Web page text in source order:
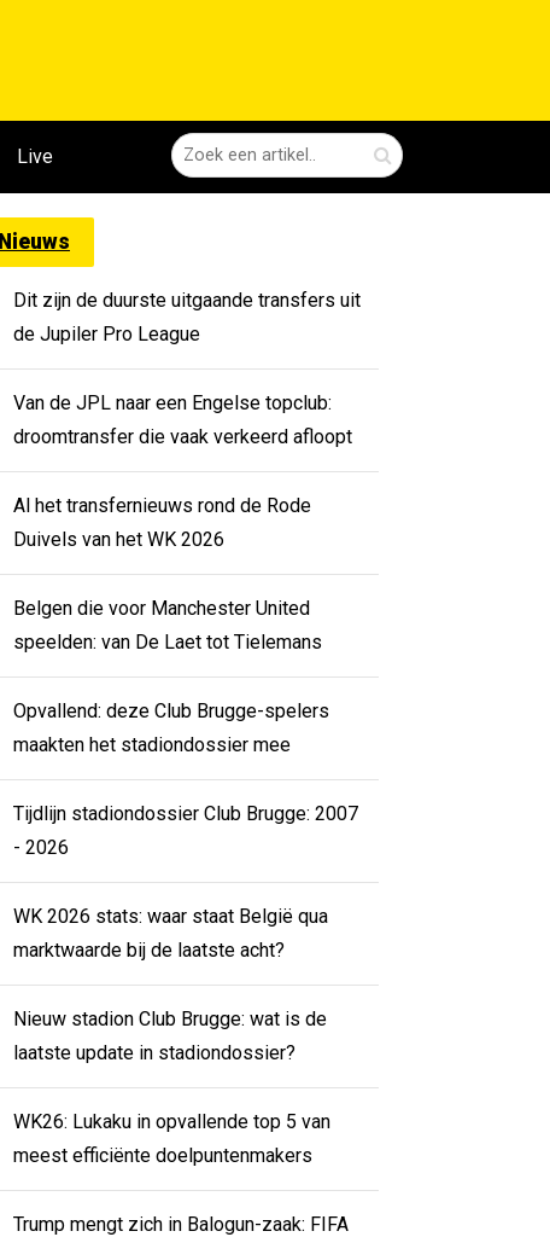
Live
Nieuws
Dit zijn de duurste uitgaande transfers uit
de Jupiler Pro League
Van de JPL naar een Engelse topclub:
droomtransfer die vaak verkeerd afloopt
Al het transfernieuws rond de Rode
Duivels van het WK 2026
Belgen die voor Manchester United
speelden: van De Laet tot Tielemans
Opvallend: deze Club Brugge-spelers
maakten het stadiondossier mee
Tijdlijn stadiondossier Club Brugge: 2007
- 2026
WK 2026 stats: waar staat België qua
marktwaarde bij de laatste acht?
Nieuw stadion Club Brugge: wat is de
laatste update in stadiondossier?
WK26: Lukaku in opvallende top 5 van
meest efficiënte doelpuntenmakers
Trump mengt zich in Balogun-zaak: FIFA